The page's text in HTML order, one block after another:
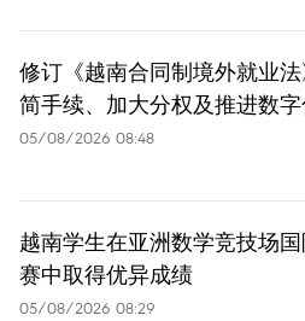
修订《越南合同制境外就业
简手续、加大分权及推进数
05/08/2026 08:48
越南学生在亚洲数学竞技场
赛中取得优异成绩
05/08/2026 08:29